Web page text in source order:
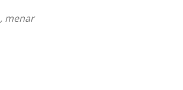
menar